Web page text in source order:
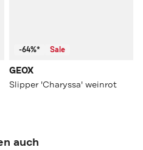
-64%* Sale
GEOX
Slipper 'Charyssa' weinrot
auch